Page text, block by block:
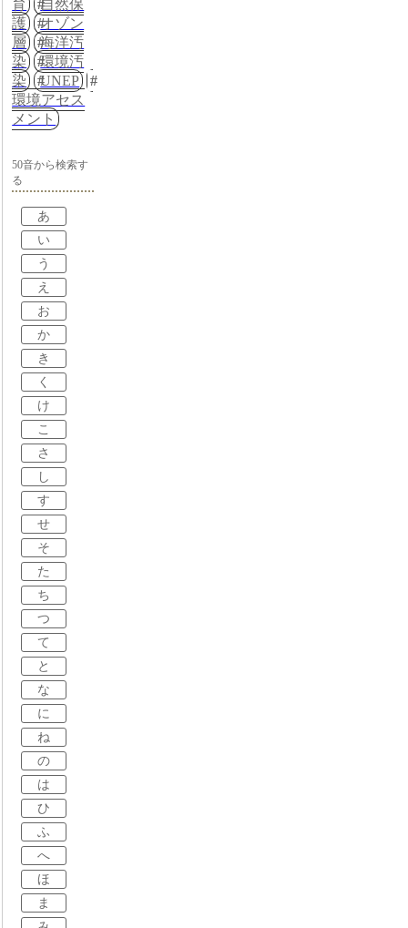
育
自然保
護
オゾン
層
海洋汚
染
環境汚
染
UNEP
環境アセス
メント
50音から検索す
る
あ
い
う
え
お
か
き
く
け
こ
さ
し
す
せ
そ
た
ち
つ
て
と
な
に
ね
の
は
ひ
ふ
へ
ほ
ま